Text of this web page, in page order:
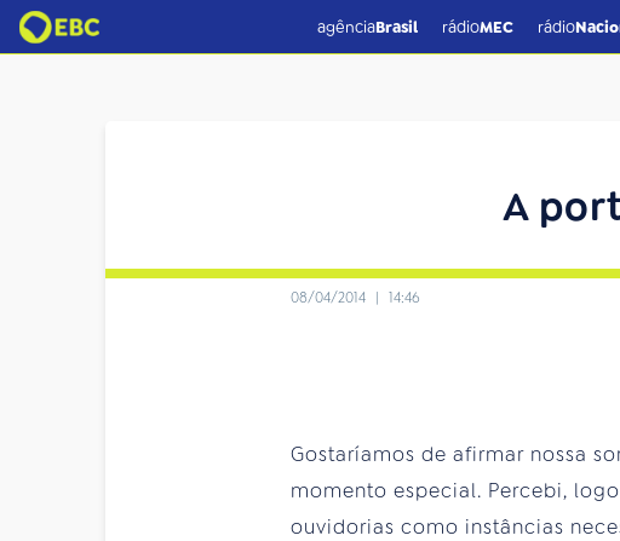
agênciaBrasil rádioMEC rádio
A
08/04/2014 | 14:46
Gostaríamos de afirmar nossa
momento especial. Percebi,
ouvidorias como instâncias